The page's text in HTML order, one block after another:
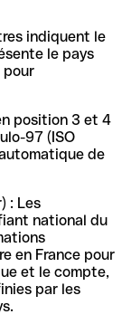
indiquent le
le pays
pour
position 3 et 4
97 (ISO
de
: Les
national du
en France pour
et le compte,
par les